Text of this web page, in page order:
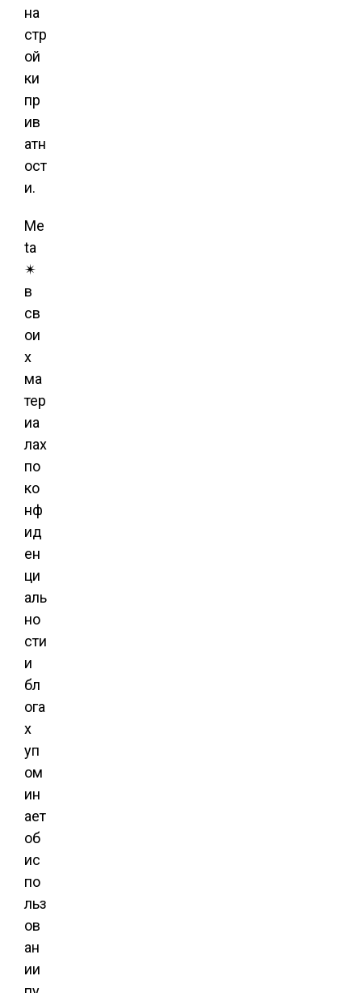
на
стр
ой
ки
пр
ив
атн
ост
и.
Me
ta
✴
в
св
ои
х
ма
тер
иа
лах
по
ко
нф
ид
ен
ци
аль
но
сти
и
бл
ога
х
уп
ом
ин
ает
об
ис
по
льз
ов
ан
ии